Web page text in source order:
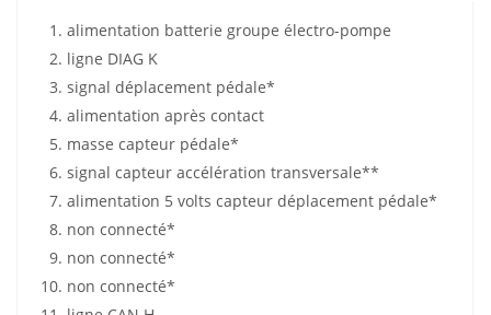
alimentation batterie groupe électro-pompe
ligne DIAG K
signal déplacement pédale*
alimentation après contact
masse capteur pédale*
signal capteur accélération transversale**
alimentation 5 volts capteur déplacement pédale*
non connecté*
non connecté*
non connecté*